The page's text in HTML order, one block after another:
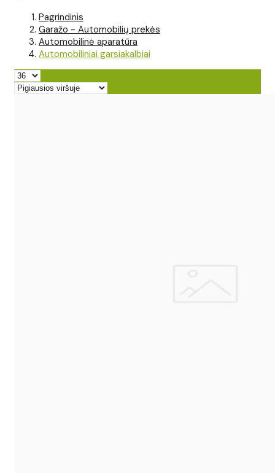
Pagrindinis
Garažo - Automobilių prekės
Automobilinė aparatūra
Automobiliniai garsiakalbiai